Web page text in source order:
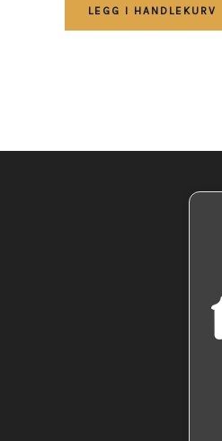
LEGG I HANDLEKURV